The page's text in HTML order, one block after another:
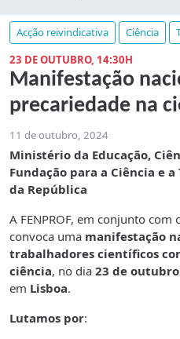
Acção reivindicativa Ciência
23 DE OUTUBRO, 14:30H
Manifestação
precariedade na
11 de outubro, 2024
Ministério da Educação,
Fundação para a Ciência e
da República
A FENPROF, em conjunto
convoca uma manifestação
trabalhadores científicos
ciência, no dia 23 de outubro
em Lisboa.
Lutamos por: